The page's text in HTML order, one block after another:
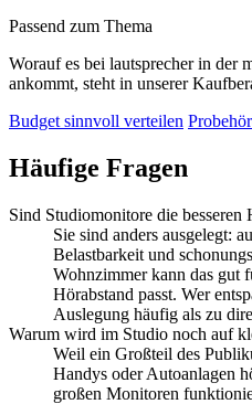
Passend zum Thema
Worauf es bei lautsprecher in der
ankommt, steht in unserer
Budget sinnvoll verteilen
Häufige Fragen
Sind Studiomonitore die besseren
Sie sind anders ausgelegt:
Belastbarkeit und
Wohnzimmer kann das gut
Hörabstand passt. Wer
Auslegung häufig als zu
Warum wird im Studio noch auf
Weil ein Großteil des
Handys oder Autoanlagen
großen Monitoren